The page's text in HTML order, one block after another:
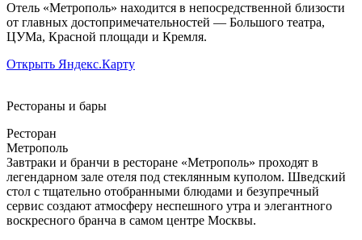
Отель «Метрополь» находится в непосредственной близости
от главных достопримечательностей — Большого театра,
ЦУМа, Красной площади и Кремля.
Открыть Яндекс.Карту
Рестораны и бары
Ресторан
Метрополь
Завтраки и бранчи в ресторане «Метрополь» проходят в
легендарном зале отеля под стеклянным куполом. Шведский
стол с тщательно отобранными блюдами и безупречный
сервис создают атмосферу неспешного утра и элегантного
воскресного бранча в самом центре Москвы.